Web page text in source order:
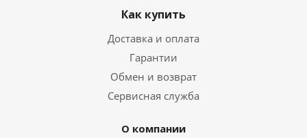
Как купить
Доставка и оплата
Гарантии
Обмен и возврат
Сервисная служба
О компании